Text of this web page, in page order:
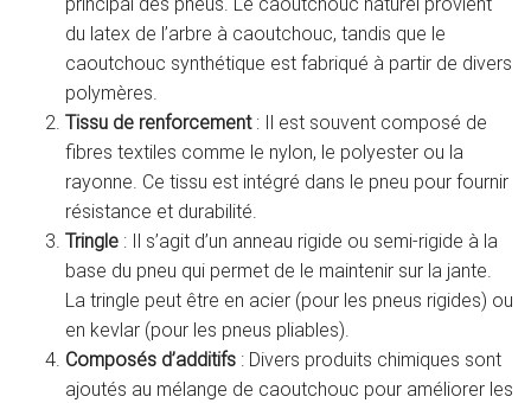
du latex de l’arbre à caoutchouc, tandis que le
caoutchouc synthétique est fabriqué à partir de divers
polymères.
Tissu de renforcement: Il est souvent composé de
fibres textiles comme le nylon, le polyester ou la
rayonne. Ce tissu est intégré dans le pneu pour fournir
résistance et durabilité.
Tringle : Il s’agit d’un anneau rigide ou semi-rigide à la
base du pneu qui permet de le maintenir sur la jante.
La tringle peut être en acier (pour les pneus rigides) ou
en kevlar (pour les pneus pliables).
Composés d’additifs : Divers produits chimiques sont
ajoutés au mélange de caoutchouc pour améliorer les